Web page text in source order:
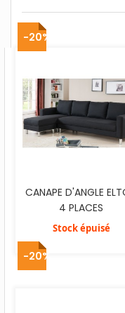
-20%
CANAPE D'ANGLE
4 PLACES
Stock épuisé
-20%